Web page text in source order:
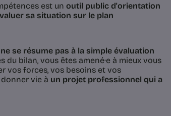
est un outil public d'orientation
sa situation sur le plan
ne se résume pas à la simple évaluation
bilan, vous êtes amené·e à mieux vous
vos forces, vos besoins et vos
vie à un projet professionnel qui a